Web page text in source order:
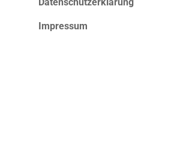
Impressum